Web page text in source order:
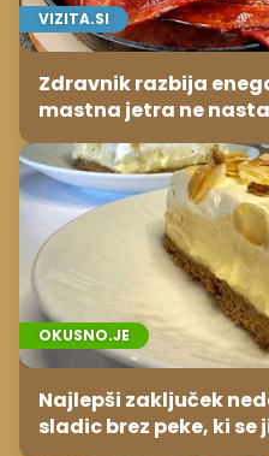
VIZITA.SI
Zdravnik razbija
mastna jetra ne
OKUSNO.JE
Najlepši zaključek
sladic brez peke, ki se